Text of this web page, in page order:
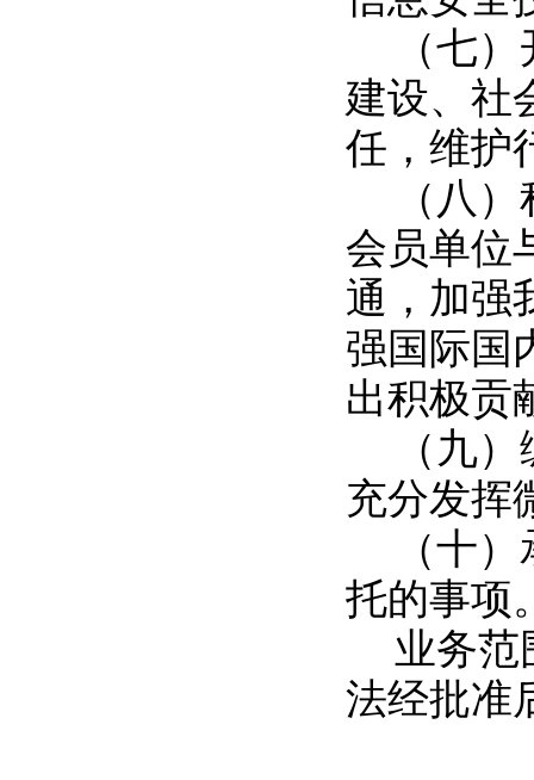
（七
建设、社
任，维护
（八
会员单位
通，加强
强国际国
出积极贡
（九
充分发挥
（十
托的事项
业务范
法经批准